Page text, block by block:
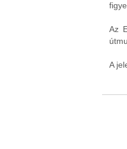
Az
A